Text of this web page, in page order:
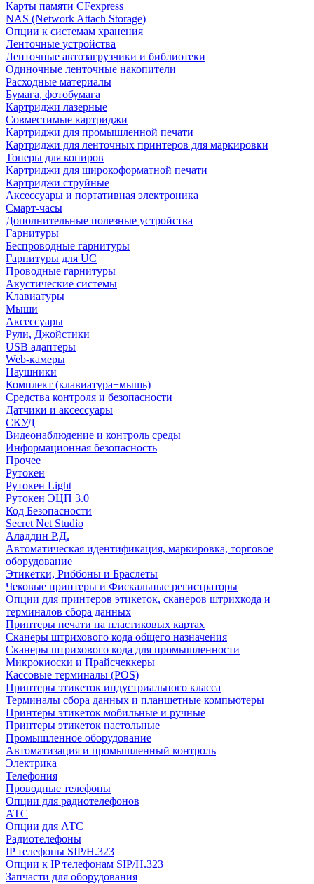
Карты памяти CFexpress
NAS (Network Attach Storage)
Опции к системам хранения
Ленточные устройства
Ленточные автозагрузчики и библиотеки
Одиночные ленточные накопители
Расходные материалы
Бумага, фотобумага
Картриджи лазерные
Совместимые картриджи
Картриджи для промышленной печати
Картриджи для ленточных принтеров для маркировки
Тонеры для копиров
Картриджи для широкоформатной печати
Картриджи струйные
Аксессуары и портативная электроника
Смарт-часы
Дополнительные полезные устройства
Гарнитуры
Беспроводные гарнитуры
Гарнитуры для UC
Проводные гарнитуры
Акустические системы
Клавиатуры
Мыши
Аксессуары
Рули, Джойстики
USB адаптеры
Web-камеры
Наушники
Комплект (клавиатура+мышь)
Средства контроля и безопасности
Датчики и аксессуары
СКУД
Видеонаблюдение и контроль среды
Информационная безопасность
Прочее
Рутокен
Рутокен Light
Рутокен ЭЦП 3.0
Код Безопасности
Secret Net Studio
Аладдин Р.Д.
Автоматическая идентификация, маркировка, торговое
оборудование
Этикетки, Риббоны и Браслеты
Чековые принтеры и Фискальные регистраторы
Опции для принтеров этикеток, сканеров штрихкода и
терминалов сбора данных
Принтеры печати на пластиковых картах
Сканеры штрихового кода общего назначения
Сканеры штрихового кода для промышленности
Микрокиоски и Прайсчеккеры
Кассовые терминалы (POS)
Принтеры этикеток индустриального класса
Терминалы сбора данных и планшетные компьютеры
Принтеры этикеток мобильные и ручные
Принтеры этикеток настольные
Промышленное оборудование
Автоматизация и промышленный контроль
Электрика
Телефония
Проводные телефоны
Опции для радиотелефонов
АТС
Опции для АТС
Радиотелефоны
IP телефоны SIP/H.323
Опции к IP телефонам SIP/H.323
Запчасти для оборудования